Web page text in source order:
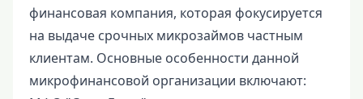
финансовая компания, которая фокусируется
на выдаче срочных микрозаймов частным
клиентам. Основные особенности данной
микрофинансовой организации включают: